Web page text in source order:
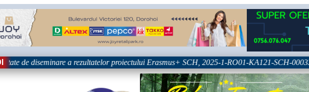
diseminare a rezultatelor proiectului Erasmus+ SCH, 2025-1-RO01-KA121-SCH-000333361